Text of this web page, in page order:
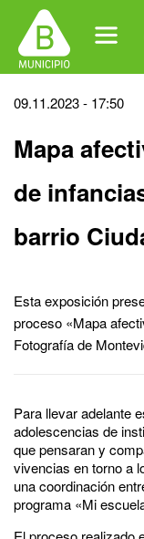
navigation
Back
top
09.11.2023 - 17:50
Mapa
de
barrio
Esta exposición
proceso «Mapa
Fotografía de
Para llevar adelante
adolescencias de
que pensaran y
vivencias en torno a
una coordinación
programa «Mi